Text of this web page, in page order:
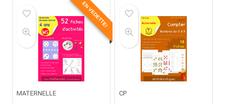
5,00€.2,99€.
EN VEDETTE!
MATERNELLE CP